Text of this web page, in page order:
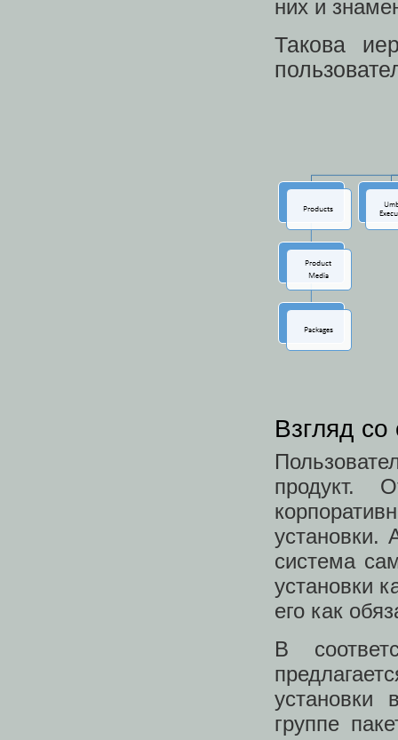
них и
Такова
Взгляд
продукт.
установки.
система
установки
его как
В
установки
группе